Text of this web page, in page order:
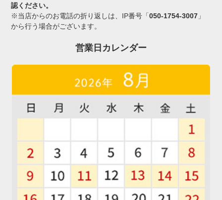
認ください。
※当店からのお電話の折り返しは、IP番号「050-1754-3007 」
から行う場合がございます。
営業日カレンダー